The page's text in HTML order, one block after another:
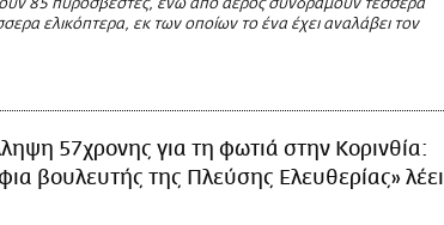
85 πυροσβέστες, ενώ από αέρος συνδράμουν τέσσερα
ελικόπτερα, εκ των οποίων το ένα έχει αναλάβει τον
57χρονης για τη φωτιά στην Κορινθία:
βουλευτής της Πλεύσης Ελευθερίας» λέει